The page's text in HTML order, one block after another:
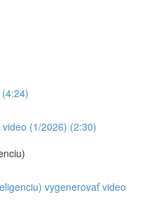
(1/2026) (2:30)
vygenerovať video